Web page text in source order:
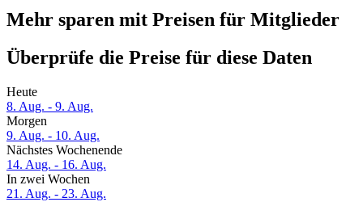
Mehr sparen mit Preisen für Mitglieder
Überprüfe die Preise für diese Daten
Heute
8. Aug. - 9. Aug.
Morgen
9. Aug. - 10. Aug.
Nächstes Wochenende
14. Aug. - 16. Aug.
In zwei Wochen
21. Aug. - 23. Aug.